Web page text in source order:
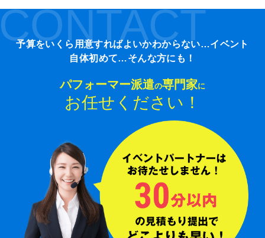
予算をいくら用意すればよいかわからない…イベント
自体初めて…そんな方にも！
パフォーマー派遣の専門家に
お任せください！